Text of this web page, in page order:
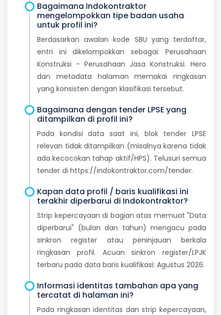
Bagaimana Indokontraktor
mengelompokkan tipe badan usaha
untuk profil ini?
Berdasarkan awalan kode SBU yang terdaftar,
entri ini dikelompokkan sebagai: Perusahaan
Konstruksi - Perusahaan Jasa Konstruksi. Hero
dan metadata halaman memakai ringkasan
yang konsisten dengan klasifikasi tersebut.
Bagaimana dengan tender LPSE yang
ditampilkan di profil ini?
Pada kondisi data saat ini, blok tender LPSE
relevan tidak ditampilkan (misalnya karena tidak
ada kecocokan tahap aktif/HPS). Telusuri semua
tender di https://indokontraktor.com/tender.
Kapan data profil / baris kualifikasi ini
terakhir diperbarui di Indokontraktor?
Strip kepercayaan di bagian atas memuat "Data
diperbarui" (bulan dan tahun) mengacu pada
sinkron register atau peninjauan berkala
ringkasan profil. Acuan sinkron register/LPJK
terbaru pada data baris kualifikasi: Agustus 2026.
Informasi identitas tambahan apa yang
tercatat di halaman ini?
Pada ringkasan identitas dan strip kepercayaan,